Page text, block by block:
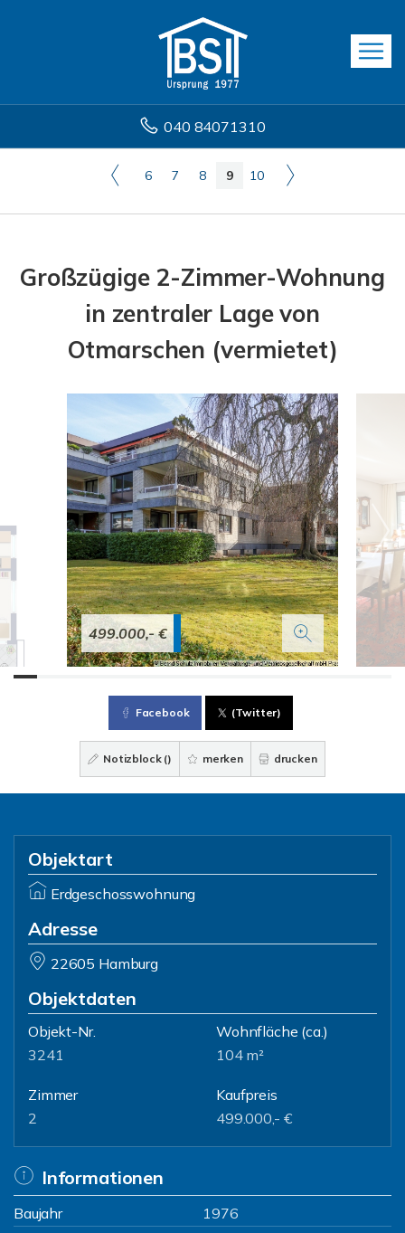
040 84071310
6 7 8 9 10
Großzügige 2-Zimmer-Wohnung
in zentraler Lage von
Otmarschen (vermietet)
499.000,- €
Facebook (Twitter)
Notizblock () merken drucken
Objektart
Erdgeschosswohnung
Adresse
22605 Hamburg
Objektdaten
Objekt-Nr.
3241
Wohnfläche (ca.)
104 m²
Zimmer
2
Kaufpreis
499.000,- €
Informationen
Baujahr
1976